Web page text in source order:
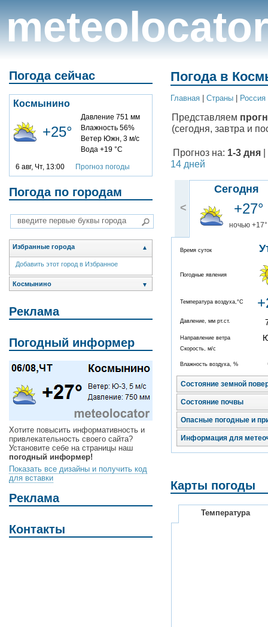
meteolocator
Погода сейчас
Космынино
+25°
Давление 751 мм
Влажность 56%
Ветер Южн, 3 м/с
Вода +19 °C
6 авг, Чт, 13:00 Прогноз погоды
Погода по городам
Избранные города ▲
Добавить этот город в Избранное
Космынино ▼
Реклама
Погодный информер
Хотите повысить информативность и
привлекательность своего сайта?
Установите себе на страницы наш
погодный информер!
Показать все дизайны и получить код
для вставки
Реклама
Контакты
Погода в
Главная Cтраны Россия
Представляем
(сегодня, завтра и
Прогноз на: 1-3 дня
14 дней
<
Сегодня
+27°
ночью +17°
Время суток
Погодные явления
Температура воздуха,°C
Давление, мм рт.ст.
Направление ветра
Скорость, м/с
Влажность воздуха, %
Состояние земной
Состояние почвы
Опасные погодные и
Информация для
Карты погоды
Температура